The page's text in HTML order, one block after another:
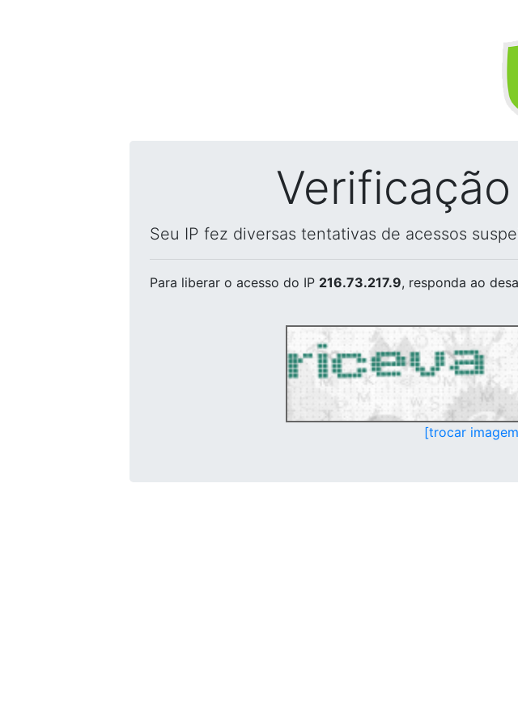
Seu IP fez diversas tentativas de acessos
Para liberar o acesso do IP 216.73.217.9, responda ao
[trocar